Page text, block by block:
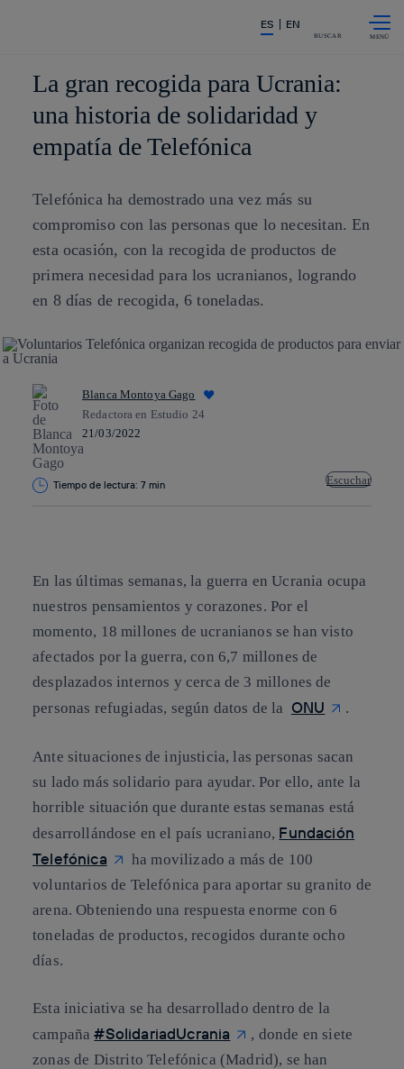
La acción en accionistas e
ES EN
BUSCAR
La gran recogida para Ucrania:
una historia de solidaridad y
empatía de Telefónica
Telefónica ha demostrado una vez más su
compromiso con las personas que lo necesitan. En
esta ocasión, con la recogida de productos de
primera necesidad para los ucranianos, logrando
en 8 días de recogida, 6 toneladas.
Blanca Montoya Gago
Redactora en Estudio 24
21/03/2022
Tiempo de lectura: 7 min Escuchar
En las últimas semanas, la guerra en Ucrania ocupa
nuestros pensamientos y corazones. Por el
momento, 18 millones de ucranianos se han visto
afectados por la guerra, con 6,7 millones de
desplazados internos y cerca de 3 millones de
personas refugiadas, según datos de la ONU .
Ante situaciones de injusticia, las personas sacan
su lado más solidario para ayudar. Por ello, ante la
horrible situación que durante estas semanas está
desarrollándose en el país ucraniano, Fundación
Telefónica
ha movilizado a más de 100
voluntarios de Telefónica para aportar su granito de
arena. Obteniendo una respuesta enorme con6
toneladas de productos, recogidos durante ocho
días.
Esta iniciativa se ha desarrollado dentro de la
campaña#SolidariadUcrania
, donde en siete
zonas de Distrito Telefónica (Madrid), se han